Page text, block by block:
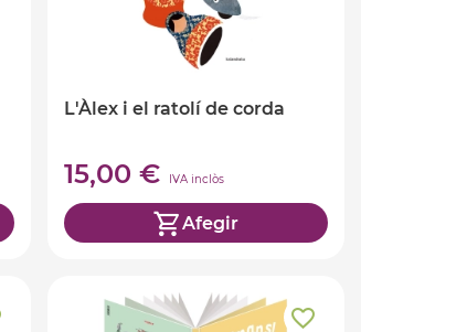
L'Àlex i el ratolí de corda
15,00 € IVA inclòs
Afegir